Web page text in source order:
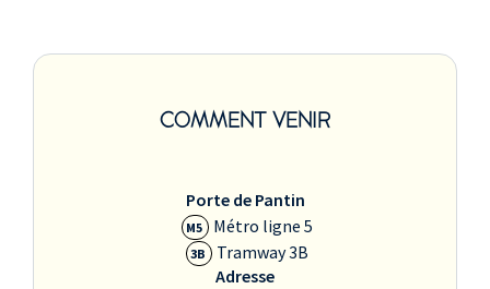
COMMENT VENIR
Porte de Pantin
M5 Métro ligne 5
3B
Tramway 3B
Adresse